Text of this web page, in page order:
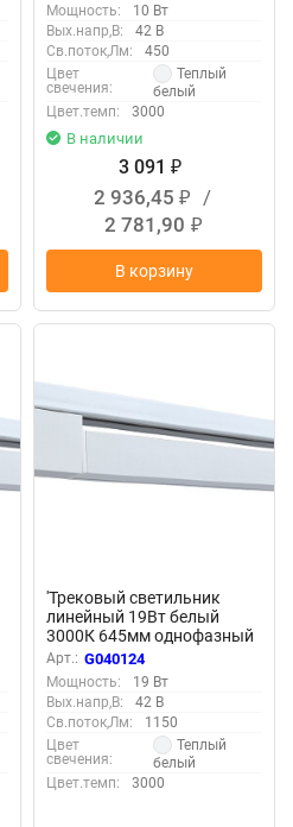
Мощность:
10 Вт
Вых.напр,В:
42 В
Св.поток,Лм:
450
Цвет
свечения:
Теплый
белый
Цвет.темп:
3000
В наличии
3 091 ₽
2 936,45 ₽
/
2 781,90 ₽
В корзину
'Трековый светильник
линейный 19Вт белый
3000К 645мм однофазный
TL-L645-WH-19-WW 040124
Арт.: G040124
Мощность:
19 Вт
Вых.напр,В:
42 В
Св.поток,Лм:
1150
Цвет
свечения:
Теплый
белый
Цвет.темп:
3000